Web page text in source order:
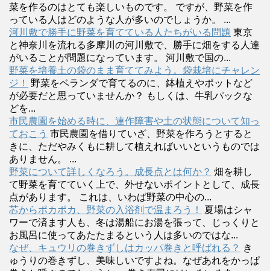
菜を作るのはとても楽しいものです。 ですが、野菜を作
っている人はどのような人が多いのでしょうか。 ...
河川敷で勝手に野菜を育てている人たちがいる問題 東京
と神奈川を流れる多摩川の河川敷で、勝手に畑をする人達
がいることが問題になっています。 河川敷で国の...
野菜を培養土の袋のまま育ててみよう。袋栽培にチャレン
ジ！
野菜をベランダで育てるのに、鉢植えやポットなど
が必要だと思っていませんか？ もしくは、牛乳パックな
どを...
市民農園を始める時に、連作障害や土の状態について知っ
ておこう 市民農園を借りていざ、野菜を作ろうとすると
きに、ただやみくもに耕して植えればいいというものでは
ありません。 ...
野菜について詳しくなろう。成長点とは何か？ 畑を耕し
て野菜を育てていく上で、外せないポイントとして、成長
点があります。 これは、いわば野菜の中心の...
芯からポカポカ、野菜の入浴剤で温まろう！
夏場はシャ
ワーで済ます人も、冬は湯船にお湯を張って、じっくりと
お風呂に使ってあたたまるという人は多いのではな...
なぜ、キュウリの巻きずしはカッパ巻きと呼ばれる？ き
ゅうりの巻きずし、美味しいですよね。なぜあれをかっぱ